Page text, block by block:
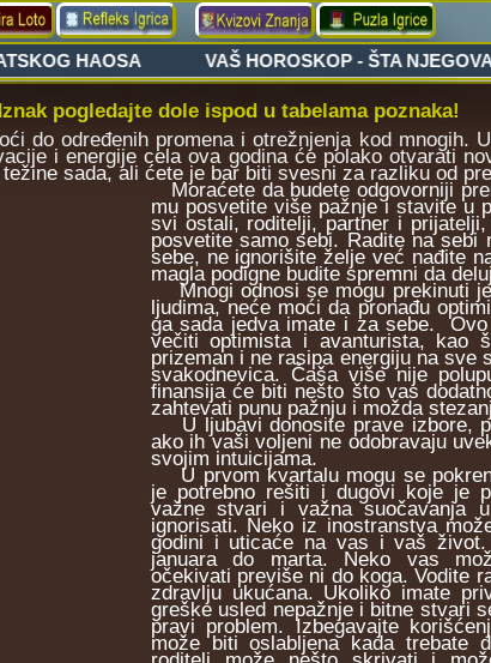
pogledajte dole ispod u tabelama poznaka!
do određenih promena i otrežnjenja kod mnogih.
i energije cela ova godina će polako otvarati
sada, ali ćete je bar biti svesni za razliku od
Moraćete da budete odgovorniji
mu posvetite više pažnje i stavite u
svi ostali, roditelji, partner i
posvetite samo sebi. Radite na sebi
sebe, ne ignorišite želje već nađite
magla podigne budite spremni da
Mnogi odnosi se mogu prekinuti
ljudima, neće moći da pronađu
ga sada jedva imate i za sebe.
večiti optimista i avanturista, kao
prizeman i ne rasipa energiju na sve
svakodnevica. Čaša više nije
finansija će biti nešto što vas
zahtevati punu pažnju i možda
U ljubavi donosite prave izbore,
ako ih vaši voljeni ne odobravaju
svojim intuicijama.
U prvom kvartalu mogu se
je potrebno rešiti i dugovi koje je
važne stvari i važna suočavanja
ignorisati. Neko iz inostranstva
godini i uticaće na vas i vaš
januara do marta. Neko vas
očekivati previše ni do koga. Vodite
zdravlju ukućana. Ukoliko imate
greške usled nepažnje i bitne stvari
pravi problem. Izbegavajte
može biti oslabljena kada trebate